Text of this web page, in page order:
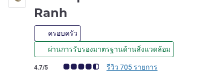
Ranh
ครอบครัว
ผ่านการรับรองมาตรฐานด้านสิ่งแวดล้อม
คะแนนความคิดเห็นจากแขก (เรทติ้งบน ALL)
4.7/5 รีวิว 705 รายการ